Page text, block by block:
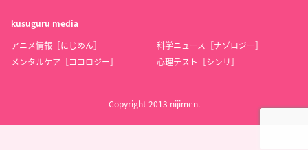
kusuguru media
アニメ情報［にじめん］
科学ニュース［ナゾロジー］
メンタルケア［ココロジー］
心理テスト［シンリ］
Copyright 2013 nijimen.